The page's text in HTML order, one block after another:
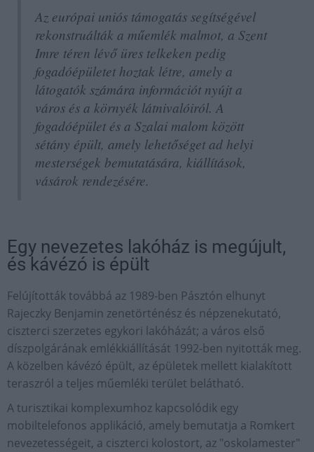
Az európai uniós támogatás segítségével
rekonstruálták a műemlék malmot, a Szent
Imre téren lévő üres telkeken pedig
fogadóépületet hoztak létre, amely a
látogatók számára információt nyújt a
város és a környék látnivalóiról. A
fogadóépület és a Szalai malom között
sétány épült, amely lehetőséget ad helyi
mesterségek bemutatására, kiállítások,
vásárok rendezésére.
Egy nevezetes lakóház is megújult,
és kávézó is épült
Felújították továbbá az 1989-ben Pásztón elhunyt
Rajeczky Benjamin zenetörténész és népzenekutató,
ciszterci szerzetes egykori lakóházát; a város első
díszpolgárának emlékkiállítását 1992-ben nyitották meg.
A közelben kávézó épült, az épületek mellett kialakított
teraszról a teljes műemléki terület belátható.
A turisztikai komplexumhoz kapcsolódik egy
mobiltelefonos applikáció, amely bemutatja a Romkert
nevezetességeit, a ciszterci kolostort, az "oskolamester"